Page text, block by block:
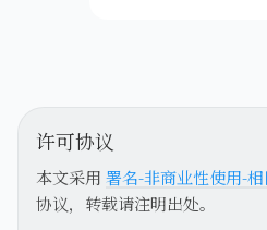
许可协议
本文采用 署名-非商业性使用-
协议，转载请注明出处。